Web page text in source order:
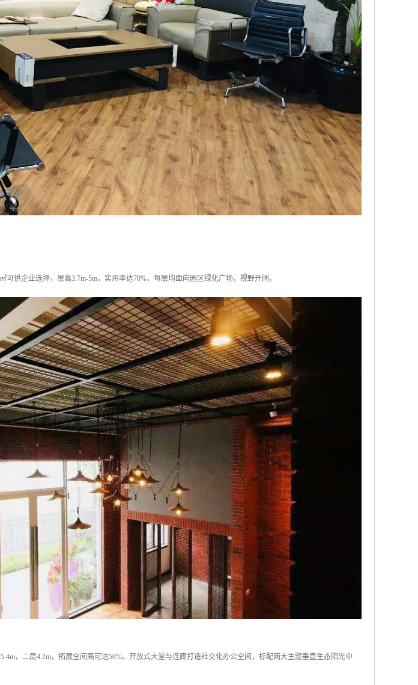
供企业选择，层高3.7m-5m，实用率达70%，每层均面向园区绿化广场，视野开阔。
，二层4.2m，拓展空间高可达50%。开放式大堂与连廊打造社交化办公空间，标配两大主题垂直生态阳光中